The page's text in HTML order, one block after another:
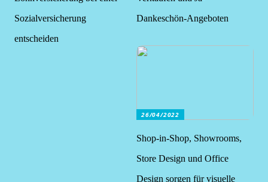
Sozialversicherung
entscheiden
Dankeschön-Angeboten
26/04/2022
Shop-in-Shop, Showrooms,
Store Design und Office
Design sorgen für visuelle